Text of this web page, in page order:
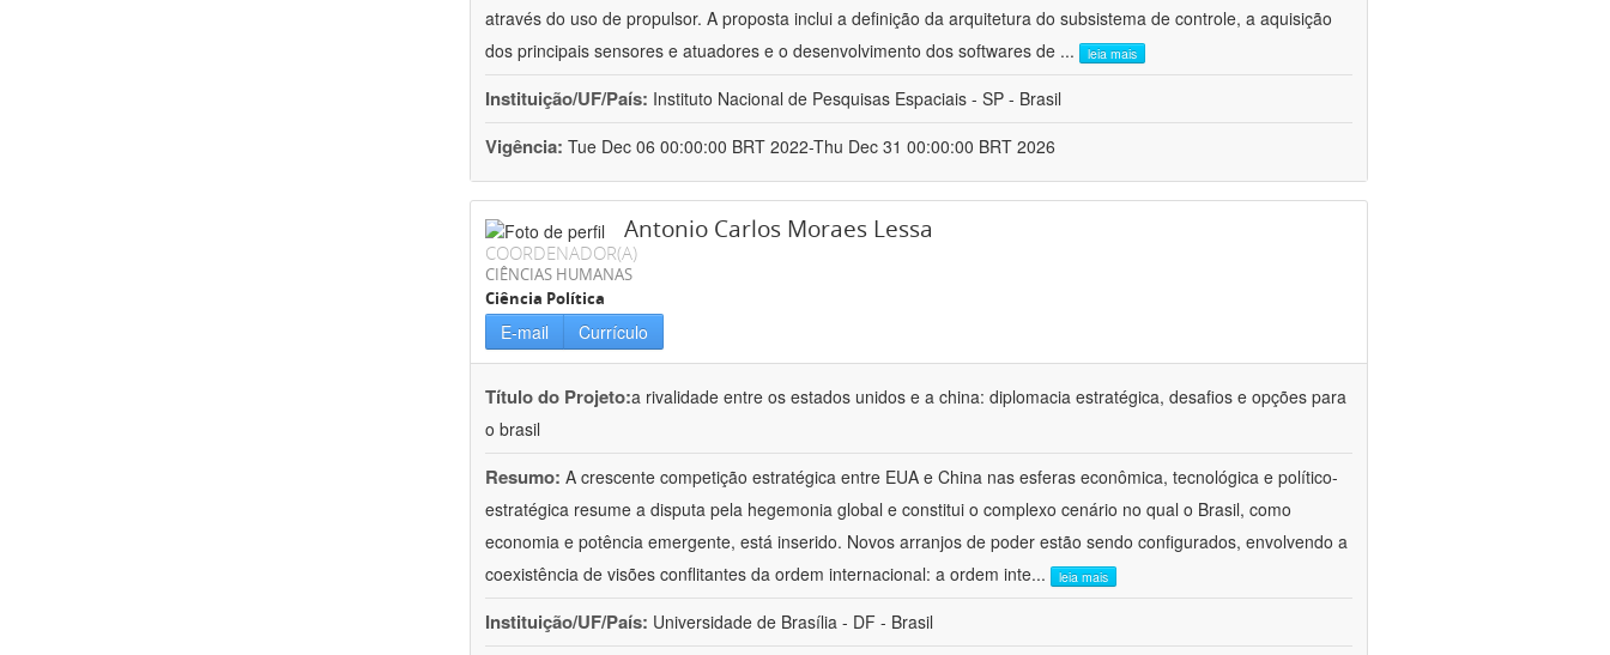
através do uso de propulsor. A proposta inclui a definição da arquitetura do subsistema de controle, a aquisição
dos principais sensores e atuadores e o desenvolvimento dos softwares de ... leia mais
Instituição/UF/País: Instituto Nacional de Pesquisas Espaciais - SP - Brasil
Vigência: Tue Dec 06 00:00:00 BRT 2022-Thu Dec 31 00:00:00 BRT 2026
Antonio Carlos Moraes Lessa
COORDENADOR(A)
CIÊNCIAS HUMANAS
Ciência Política
E-mail Currículo
Título do Projeto:a rivalidade entre os estados unidos e a china: diplomacia estratégica, desafios e opções para
o brasil
Resumo: A crescente competição estratégica entre EUA e China nas esferas econômica, tecnológica e político-
estratégica resume a disputa pela hegemonia global e constitui o complexo cenário no qual o Brasil, como
economia e potência emergente, está inserido. Novos arranjos de poder estão sendo configurados, envolvendo a
coexistência de visões conflitantes da ordem internacional: a ordem inte... leia mais
Instituição/UF/País: Universidade de Brasília - DF - Brasil